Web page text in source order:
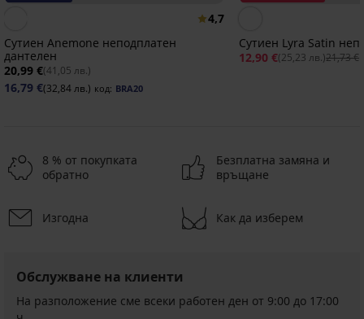
4,7
Сутиен Anemone неподплатен
дантелен
20,99 €(41,05 лв.)
16,79 €(32,84 лв.) код: BRA20
Сутиен Lyra Satin
12,90 €(25,23 лв.)21,73 €
-40%-20 % BRA20
Сутиен
Shape
I
Сутиен
Сутиен
Сутиен
8 % от покупката
обратно
Безплатна замяна и
връщане
Изгодна Как да изберем
Обслужване на клиенти
На разположение сме всеки работен ден от 9:00 до 17:00